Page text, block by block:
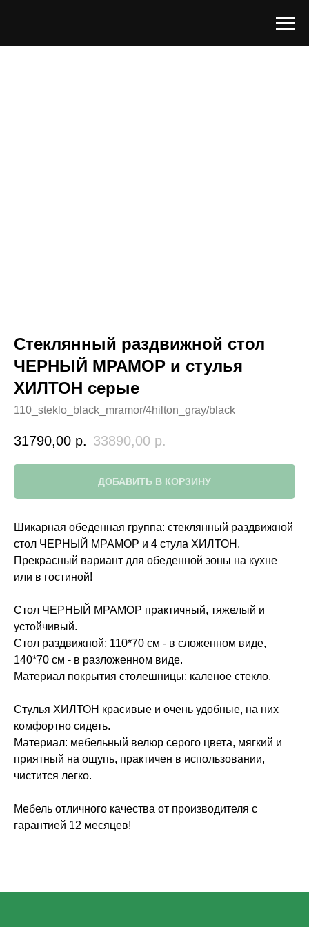
Стеклянный раздвижной стол
ЧЕРНЫЙ МРАМОР и стулья
ХИЛТОН серые
110_steklo_black_mramor/4hilton_gray/black
31790,00 р. 33890,00 р.
ДОБАВИТЬ В КОРЗИНУ
Шикарная обеденная группа: стеклянный раздвижной
стол ЧЕРНЫЙ МРАМОР и 4 стула ХИЛТОН.
Прекрасный вариант для обеденной зоны на кухне
или в гостиной!
Стол ЧЕРНЫЙ МРАМОР практичный, тяжелый и
устойчивый.
Стол раздвижной: 110*70 см - в сложенном виде,
140*70 см - в разложенном виде.
Материал покрытия столешницы: каленое стекло.
Стулья ХИЛТОН красивые и очень удобные, на них
комфортно сидеть.
Материал: мебельный велюр серого цвета, мягкий и
приятный на ощупь, практичен в использовании,
чистится легко.
Мебель отличного качества от производителя с
гарантией 12 месяцев!